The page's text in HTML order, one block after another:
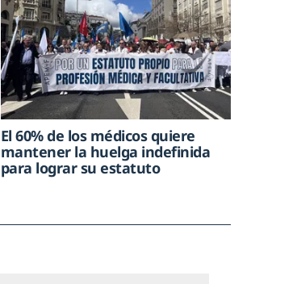
El 60% de los médicos quiere
mantener la huelga indefinida
para lograr su estatuto